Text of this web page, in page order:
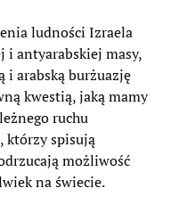
ludności Izraela
i antyarabskiej masy,
i arabską burżuazję
kwestią, jaką mamy
ruchu
którzy spisują
możliwość
na świecie.